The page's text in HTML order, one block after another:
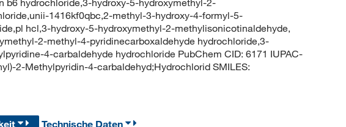
b6 hydrochloride,3-hydroxy-5-hydroxymethyl-2-
1416kf0qbc,2-methyl-3-hydroxy-4-formyl-5-
hcl,3-hydroxy-5-hydroxymethyl-2-methylisonicotinaldehyde,
2-methyl-4-pyridinecarboxaldehyde hydrochloride,3-
4-carbaldehyde hydrochloride PubChem CID: 6171 IUPAC-
2-Methylpyridin-4-carbaldehyd;Hydrochlorid SMILES:
Technische Daten